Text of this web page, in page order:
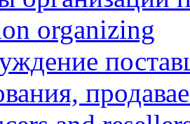
organizing